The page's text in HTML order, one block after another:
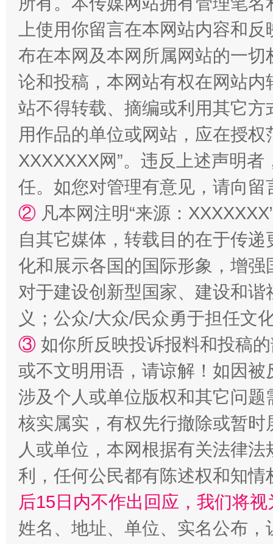
镜头丨大暑三秋近 山西：
完善运行机制助力责任有效落实
上使用你留言在本网站内容和
布在本网及本网所属网站的一
论和投稿，本网站有权在网站
站不得转载、摘编或利用其它
用作品的单位或网站，应在授
XXXXXXX网”。违反上述声明
任。如您对管理有意见，请向
② 凡本网注明“来源：
自其它媒体，转载目的在于传
化和展示各国的国际形象，增
对于建设创新型国家、建设和
义；公众/大众/民众勇于担任文
③ 如你所反映投诉报料和投稿
或不文明用语，请谅解！如因
涉及个人或单位版权和其它问题
核实属实，有权先行撤除或暂
人或单位，本网根据有关法律
利，任何公民都有陈述权和知情
后15日内不作出回应，我们将
姓名、地址、单位、实名公布